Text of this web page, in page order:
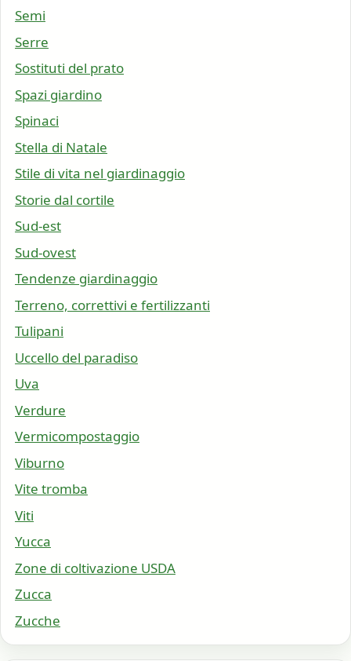
Semi
Serre
Sostituti del prato
Spazi giardino
Spinaci
Stella di Natale
Stile di vita nel giardinaggio
Storie dal cortile
Sud-est
Sud-ovest
Tendenze giardinaggio
Terreno, correttivi e fertilizzanti
Tulipani
Uccello del paradiso
Uva
Verdure
Vermicompostaggio
Viburno
Vite tromba
Viti
Yucca
Zone di coltivazione USDA
Zucca
Zucche